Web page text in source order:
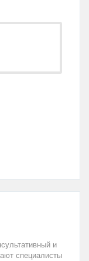
и
специалисты